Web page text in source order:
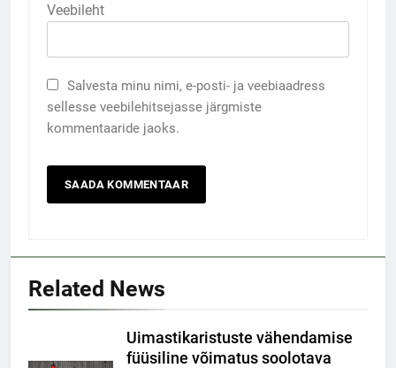
Veebileht
Salvesta minu nimi, e-posti- ja veebiaadress
sellesse veebilehitsejasse järgmiste
kommentaaride jaoks.
Related News
Uimastikaristuste vähendamise
füüsiline võimatus soolotava